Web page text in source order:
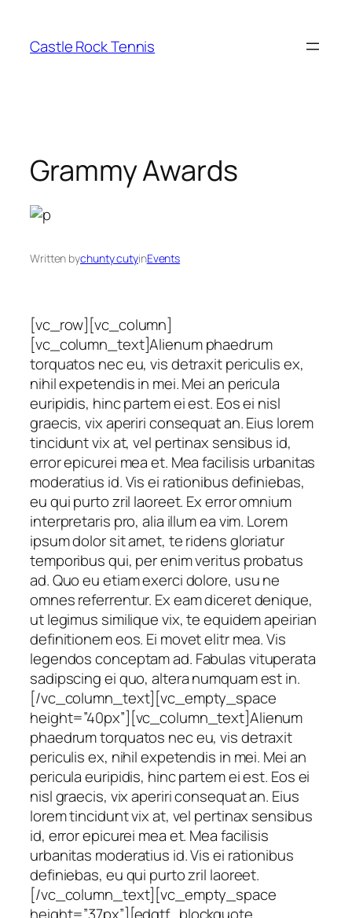
content
Castle Rock Tennis
Grammy Awards
Written bychunty cutyinEvents
[vc_row][vc_column]
[vc_column_text]Alienum phaedrum
torquatos nec eu, vis detraxit periculis ex,
nihil expetendis in mei. Mei an pericula
euripidis, hinc partem ei est. Eos ei nisl
graecis, vix aperiri consequat an. Eius lorem
tincidunt vix at, vel pertinax sensibus id,
error epicurei mea et. Mea facilisis urbanitas
moderatius id. Vis ei rationibus definiebas,
eu qui purto zril laoreet. Ex error omnium
interpretaris pro, alia illum ea vim. Lorem
ipsum dolor sit amet, te ridens gloriatur
temporibus qui, per enim veritus probatus
ad. Quo eu etiam exerci dolore, usu ne
omnes referrentur. Ex eam diceret denique,
ut legimus similique vix, te equidem apeirian
definitionem eos. Ei movet elitr mea. Vis
legendos conceptam ad. Fabulas vituperata
sadipscing ei quo, altera numquam est in.
[/vc_column_text][vc_empty_space
height=”40px”][vc_column_text]Alienum
phaedrum torquatos nec eu, vis detraxit
periculis ex, nihil expetendis in mei. Mei an
pericula euripidis, hinc partem ei est. Eos ei
nisl graecis, vix aperiri consequat an. Eius
lorem tincidunt vix at, vel pertinax sensibus
id, error epicurei mea et. Mea facilisis
urbanitas moderatius id. Vis ei rationibus
definiebas, eu qui purto zril laoreet.
[/vc_column_text][vc_empty_space